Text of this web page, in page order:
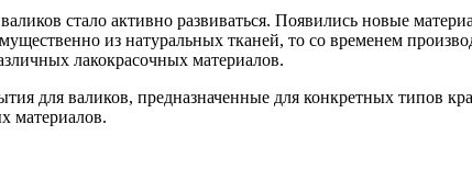
стало активно развиваться. Появились новые
из натуральных тканей, то со временем
лакокрасочных материалов.
для валиков, предназначенные для конкретных типов
материалов.